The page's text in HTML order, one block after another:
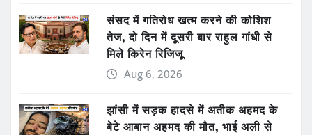
संसद में गतिरोध खत्म करने की कोशिश
तेज, दो दिन में दूसरी बार राहुल गांधी से
मिले किरेन रिजिजू
Aug 6, 2026
झांसी में सड़क हादसे में अतीक अहमद के
बेटे आबान अहमद की मौत, भाई अली से